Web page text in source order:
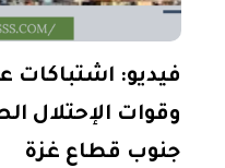
فيديو: اشتباكات
وقوات الإحتلال
جنوب قطاع غزة